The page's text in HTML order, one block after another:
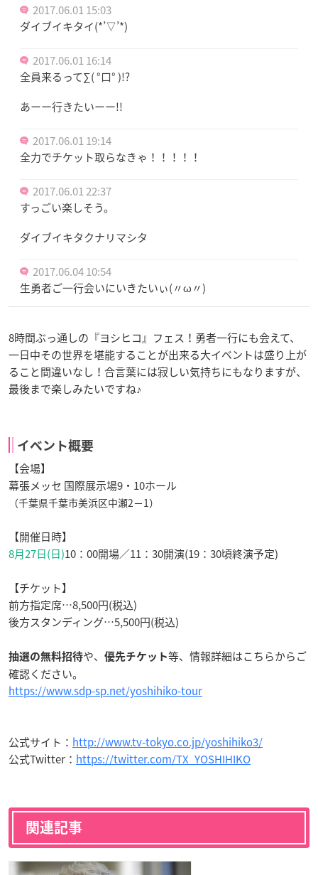
2017.06.01 15:03
ダイブイキタイ(*’▽’*)
2017.06.01 16:14
全員来るって∑( °口° )!?
あーー行きたいーー!!
2017.06.01 19:14
全力でチケット取らなきゃ！！！！！
2017.06.01 22:37
すっごい楽しそう。
ダイブイキタクナリマシタ
2017.06.04 10:54
生勇者ご一行会いにいきたいぃ(〃ω〃)
8時間ぶっ通しの『ヨシヒコ』フェス！勇者一行にも会えて、
一日中その世界を堪能することが出来る大イベントは盛り上が
ること間違いなし！合言葉には寂しい気持ちにもなりますが、
最後まで楽しみたいですね♪
イベント概要
【会場】
幕張メッセ 国際展示場9・10ホール
（千葉県千葉市美浜区中瀬2−1）
【開催日時】
8月27日(日)10：00開場／11：30開演(19：30頃終演予定)
【チケット】
前方指定席…8,500円(税込)
後方スタンディング…5,500円(税込)
抽選の無料招待や、 優先チケット等、情報詳細はこちらからご
確認ください。
https://www.sdp-sp.net/yoshihiko-tour
公式サイト： http://www.tv-tokyo.co.jp/yoshihiko3/
公式Twitter： https://twitter.com/TX_YOSHIHIKO
関連記事